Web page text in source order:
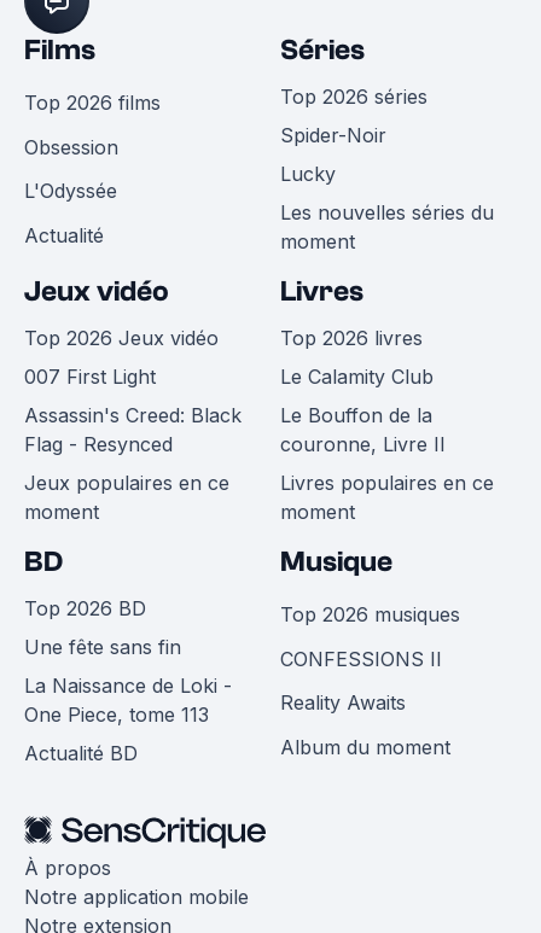
Films
Top 2026 films
Obsession
L'Odyssée
Actualité
Séries
Top 2026 séries
Spider-Noir
Lucky
Les nouvelles séries du
moment
Jeux vidéo
Top 2026 Jeux vidéo
007 First Light
Assassin's Creed: Black
Flag - Resynced
Jeux populaires en ce
moment
Livres
Top 2026 livres
Le Calamity Club
Le Bouffon de la
couronne, Livre II
Livres populaires en ce
moment
BD
Top 2026 BD
Une fête sans fin
La Naissance de Loki -
One Piece, tome 113
Actualité BD
Musique
Top 2026 musiques
CONFESSIONS II
Reality Awaits
Album du moment
À propos
Notre application mobile
Notre extension